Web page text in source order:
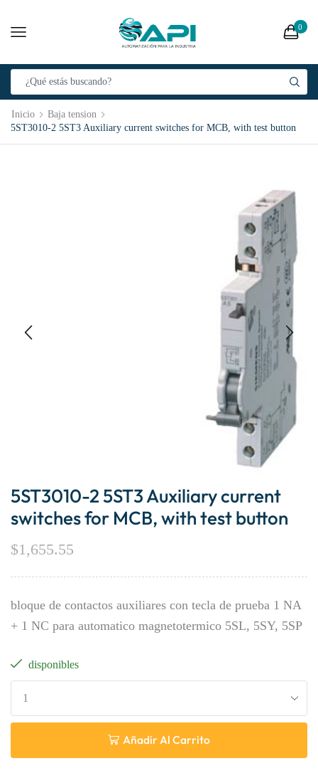
0
Inicio
Baja tension
5ST3010-2 5ST3 Auxiliary current switches for MCB, with test button
5ST3010-2 5ST3 Auxiliary current
switches for MCB, with test button
$1,655.55
bloque de contactos auxiliares con tecla de prueba 1 NA
+ 1 NC para automatico magnetotermico 5SL, 5SY, 5SP
disponibles
Añadir Al Carrito